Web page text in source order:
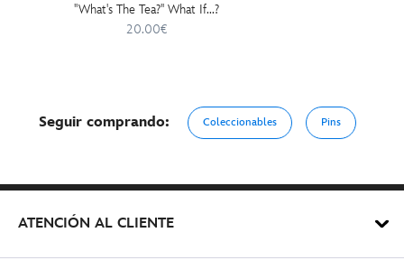
''What's The Tea?'' What If...?
20.00€
Seguir comprando: Coleccionables Pins
ATENCIÓN AL CLIENTE